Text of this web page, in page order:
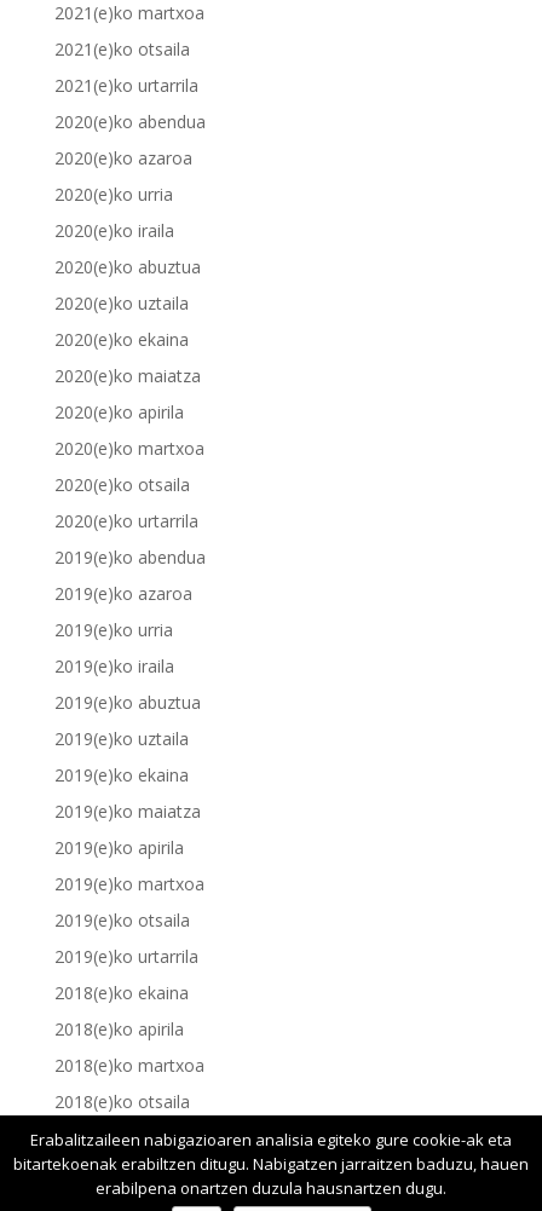
2021(e)ko martxoa
2021(e)ko otsaila
2021(e)ko urtarrila
2020(e)ko abendua
2020(e)ko azaroa
2020(e)ko urria
2020(e)ko iraila
2020(e)ko abuztua
2020(e)ko uztaila
2020(e)ko ekaina
2020(e)ko maiatza
2020(e)ko apirila
2020(e)ko martxoa
2020(e)ko otsaila
2020(e)ko urtarrila
2019(e)ko abendua
2019(e)ko azaroa
2019(e)ko urria
2019(e)ko iraila
2019(e)ko abuztua
2019(e)ko uztaila
2019(e)ko ekaina
2019(e)ko maiatza
2019(e)ko apirila
2019(e)ko martxoa
2019(e)ko otsaila
2019(e)ko urtarrila
2018(e)ko ekaina
2018(e)ko apirila
2018(e)ko martxoa
2018(e)ko otsaila
2018(e)ko urtarrila
Erabalitzaileen nabigazioaren analisia egiteko gure cookie-ak eta
bitartekoenak erabiltzen ditugu. Nabigatzen jarraitzen baduzu, hauen
erabilpena onartzen duzula hausnartzen dugu.